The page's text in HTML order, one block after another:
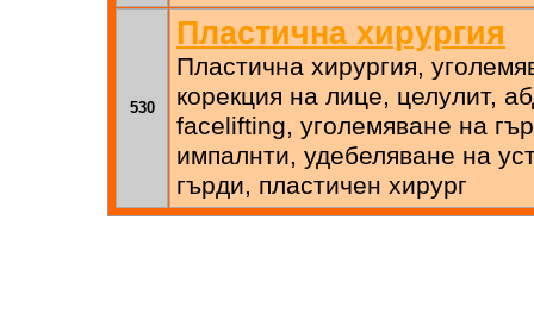
530
Пластична хирургия
Пластична хирургия,
корекция на лице, целулит,
facelifting, уголемяване на
импалнти, удебеляване на
гърди, пластичен хирург